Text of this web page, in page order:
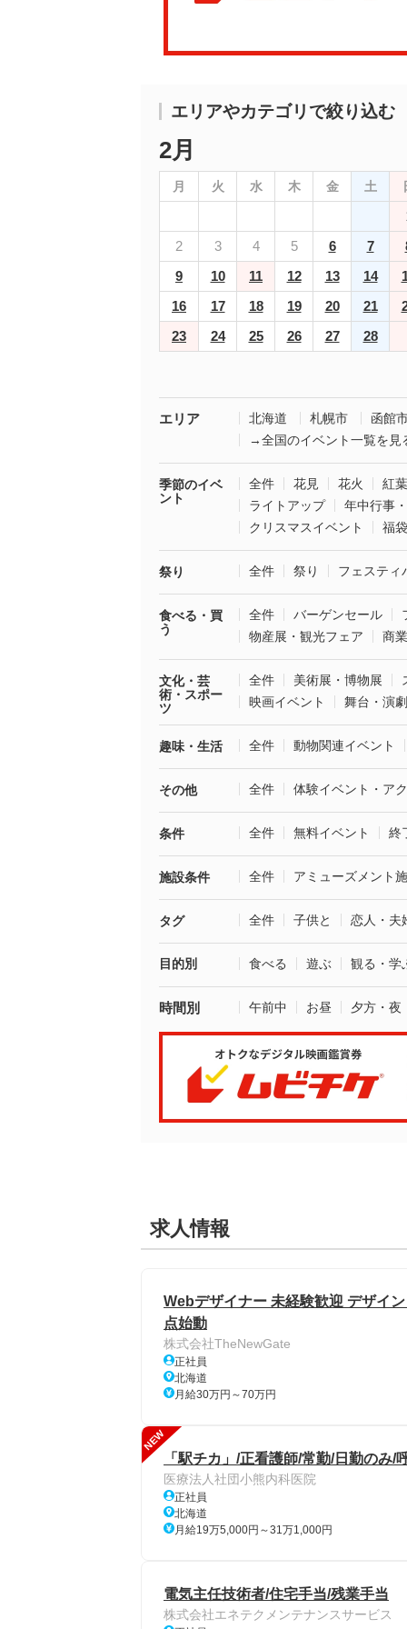
エリアやカテゴリで絞り込む
2月
月 火 水 木 金 土
2
3 4 5 6 7
9
10 11 12 13 14
16
17 18 19 20 21
23
24 25 26 27 28
エリア 北海道 札幌市
函館
→全国のイベント一覧を見
季節のイベ
ント
全件 花見 花火
紅葉
ライトアップ
年中行事
クリスマスイベント
福
祭り 全件 祭り フェスティ
食べる・買
う
全件 バーゲンセール
物産展・観光フェア
商
文化・芸
術・スポー
ツ
全件 美術展・博物展
映画イベント
舞台・演劇
趣味・生活 全件 動物関連イベント
その他 全件 体験イベント・ア
条件 全件 無料イベント 終
施設条件 全件 アミューズメント
タグ 全件 子供と 恋人・夫
目的別 食べる 遊ぶ 観る・学
時間別 午前中 お昼 夕方・夜
求人情報
Webデザイナー 未経験歓迎 デザイ
点始動
株式会社TheNewGate
正社員
北海道
月給30万円～70万円
NEW
「駅チカ」/正看護師/常勤/日勤のみ/
医療法人社団小熊内科医院
正社員
北海道
月給19万5,000円～31万1,000円
電気主任技術者/住宅手当/残業手当
株式会社エネテクメンテナンスサービス